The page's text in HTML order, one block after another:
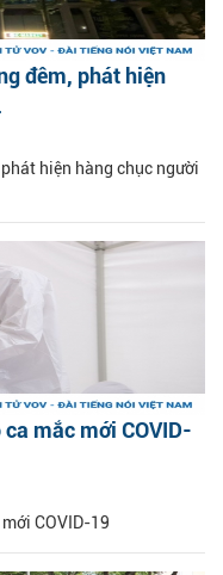
đêm, phát hiện
hiện hàng chục người
mắc mới COVID-
COVID-19